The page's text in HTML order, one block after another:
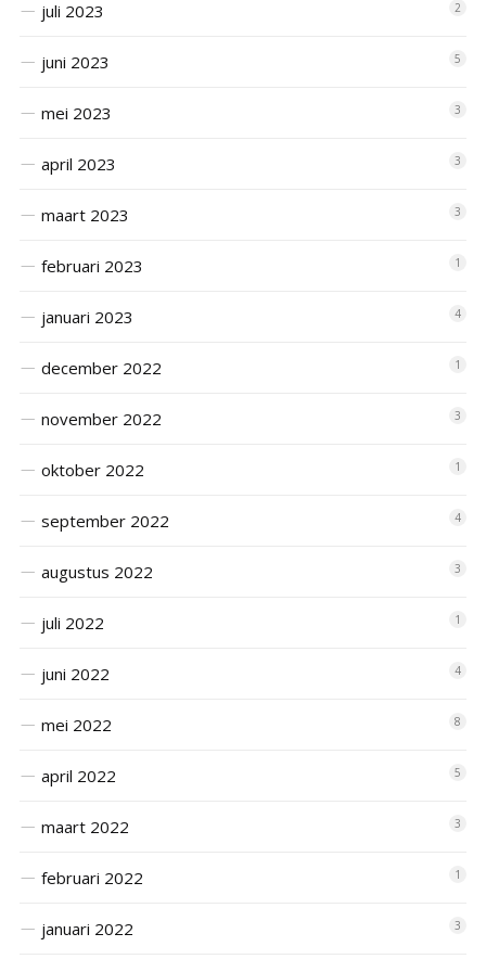
juli 2023 2
juni 2023 5
mei 2023 3
april 2023 3
maart 2023 3
februari 2023 1
januari 2023 4
december 2022 1
november 2022 3
oktober 2022 1
september 2022 4
augustus 2022 3
juli 2022 1
juni 2022 4
mei 2022 8
april 2022 5
maart 2022 3
februari 2022 1
januari 2022 3